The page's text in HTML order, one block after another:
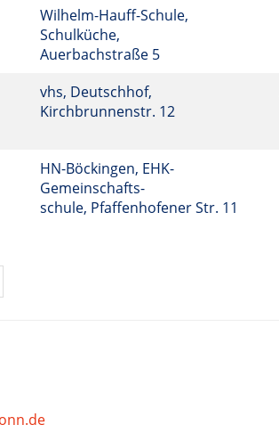
Wilhelm-Hauff-Schule,
Schulküche,
Auerbachstraße 5
vhs, Deutschhof,
Kirchbrunnenstr. 12
HN-Böckingen, EHK-
Gemeinschafts-
schule, Pfaffenhofener Str. 11